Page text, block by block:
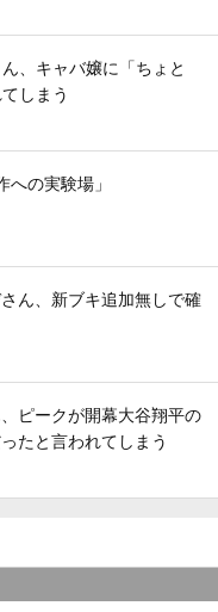
、キャバ嬢に「ちょと
しまう
の実験場」
ん、新ブキ追加無しで確
ピークが開幕大谷翔平の
たと言われてしまう